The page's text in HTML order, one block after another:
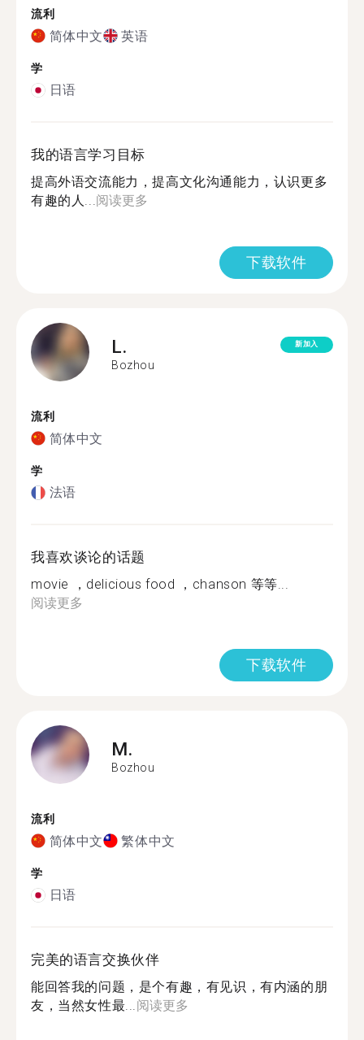
流利
简体中文 英语
学
日语
我的语言学习目标
提高外语交流能力，提高文化沟通能力，认识更多
有趣的人...阅读更多
下载软件
L.
Bozhou
新加入
流利
简体中文
学
法语
我喜欢谈论的话题
movie ，delicious food ，chanson 等等...
阅读更多
下载软件
M.
Bozhou
流利
简体中文 繁体中文
学
日语
完美的语言交换伙伴
能回答我的问题，是个有趣，有见识，有内涵的朋
友，当然女性最...阅读更多